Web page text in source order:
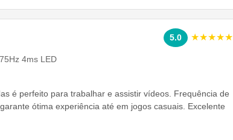
5.0 ★★★★★
4ms LED
é perfeito para trabalhar e assistir vídeos. Frequência de
ótima experiência até em jogos casuais. Excelente